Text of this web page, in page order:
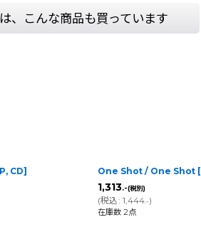
、こんな商品も買っています
CD]
One Shot / One Shot
1,313.-(税別)
(税込: 1,444.-)
在庫数 2点